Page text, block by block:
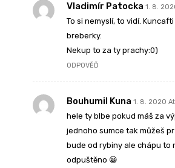
Vladimír Patocka 1. 8.
To si nemyslí, to vidí.
breberky.
Nekup to za ty prachy:0)
ODPOVĚĎ
Bouhumil Kuna 1. 8. 2020 At
hele ty blbe pokud máš za
jednoho sumce tak můžeš
bude od rybiny ale chápu to
odpuštěno 😀